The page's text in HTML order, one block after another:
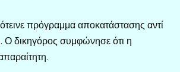
πρόγραμμα αποκατάστασης αντί
Ο δικηγόρος συμφώνησε ότι η